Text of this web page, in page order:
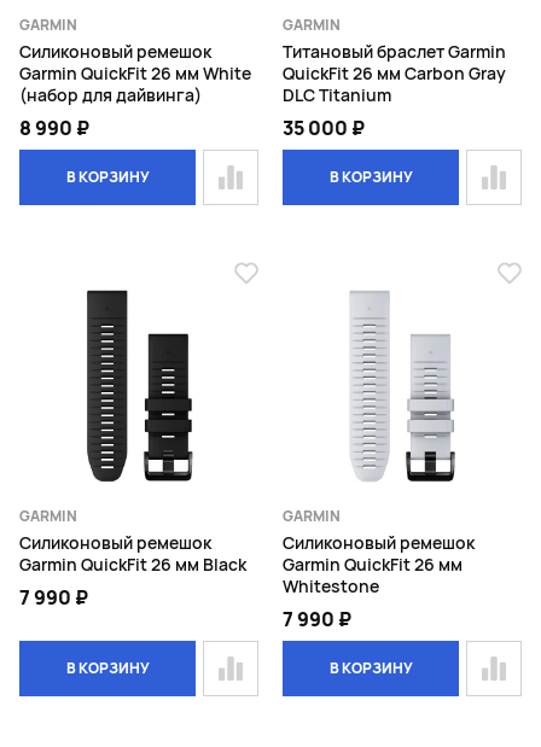
GARMIN
Силиконовый ремешок
Garmin QuickFit 26 мм White
(набор для дайвинга)
8 990 ₽
В КОРЗИНУ
GARMIN
Титановый браслет Garmin
QuickFit 26 мм Carbon Gray
DLC Titanium
35 000 ₽
В КОРЗИНУ
GARMIN
Силиконовый ремешок
Garmin QuickFit 26 мм Black
7 990 ₽
В КОРЗИНУ
GARMIN
Силиконовый ремешок
Garmin QuickFit 26 мм
Whitestone
7 990 ₽
В КОРЗИНУ